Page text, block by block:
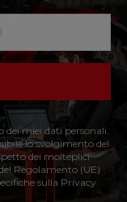
dei miei dati personali.
lo svolgimento del
dei molteplici
Regolamento (UE)
sulla Privacy